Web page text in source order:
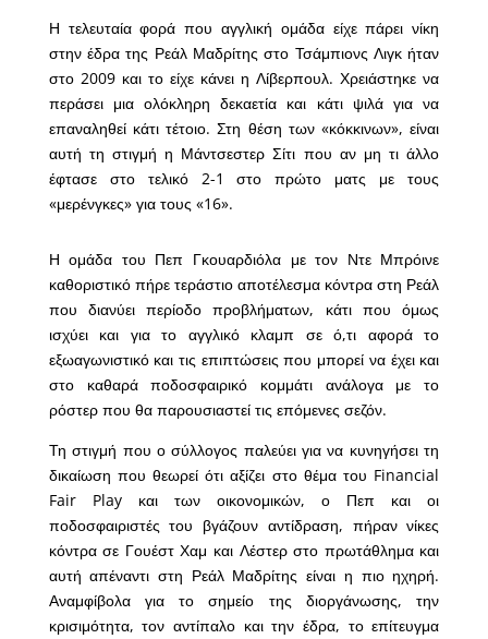
Η τελευταία φορά που αγγλική ομάδα είχε πάρει νίκη
στην έδρα της Ρεάλ Μαδρίτης στο Τσάμπιονς Λιγκ ήταν
στο 2009 και το είχε κάνει η Λίβερπουλ. Χρειάστηκε να
περάσει μια ολόκληρη δεκαετία και κάτι ψιλά για να
επαναληθεί κάτι τέτοιο. Στη θέση των «κόκκινων», είναι
αυτή τη στιγμή η Μάντσεστερ Σίτι που αν μη τι άλλο
έφτασε στο τελικό 2-1 στο πρώτο ματς με τους
«μερένγκες» για τους «16».
Η ομάδα του Πεπ Γκουαρδιόλα με τον Ντε Μπρόινε
καθοριστικό πήρε τεράστιο αποτέλεσμα κόντρα στη Ρεάλ
που διανύει περίοδο προβλήματων, κάτι που όμως
ισχύει και για το αγγλικό κλαμπ σε ό,τι αφορά το
εξωαγωνιστικό και τις επιπτώσεις που μπορεί να έχει και
στο καθαρά ποδοσφαιρικό κομμάτι ανάλογα με το
ρόστερ που θα παρουσιαστεί τις επόμενες σεζόν.
Τη στιγμή που ο σύλλογος παλεύει για να κυνηγήσει τη
δικαίωση που θεωρεί ότι αξίζει στο θέμα του Financial
Fair Play και των οικονομικών, ο Πεπ και οι
ποδοσφαιριστές του βγάζουν αντίδραση, πήραν νίκες
κόντρα σε Γουέστ Χαμ και Λέστερ στο πρωτάθλημα και
αυτή απέναντι στη Ρεάλ Μαδρίτης είναι η πιο ηχηρή.
Αναμφίβολα για το σημείο της διοργάνωσης, την
κρισιμότητα, τον αντίπαλο και την έδρα, το επίτευγμα